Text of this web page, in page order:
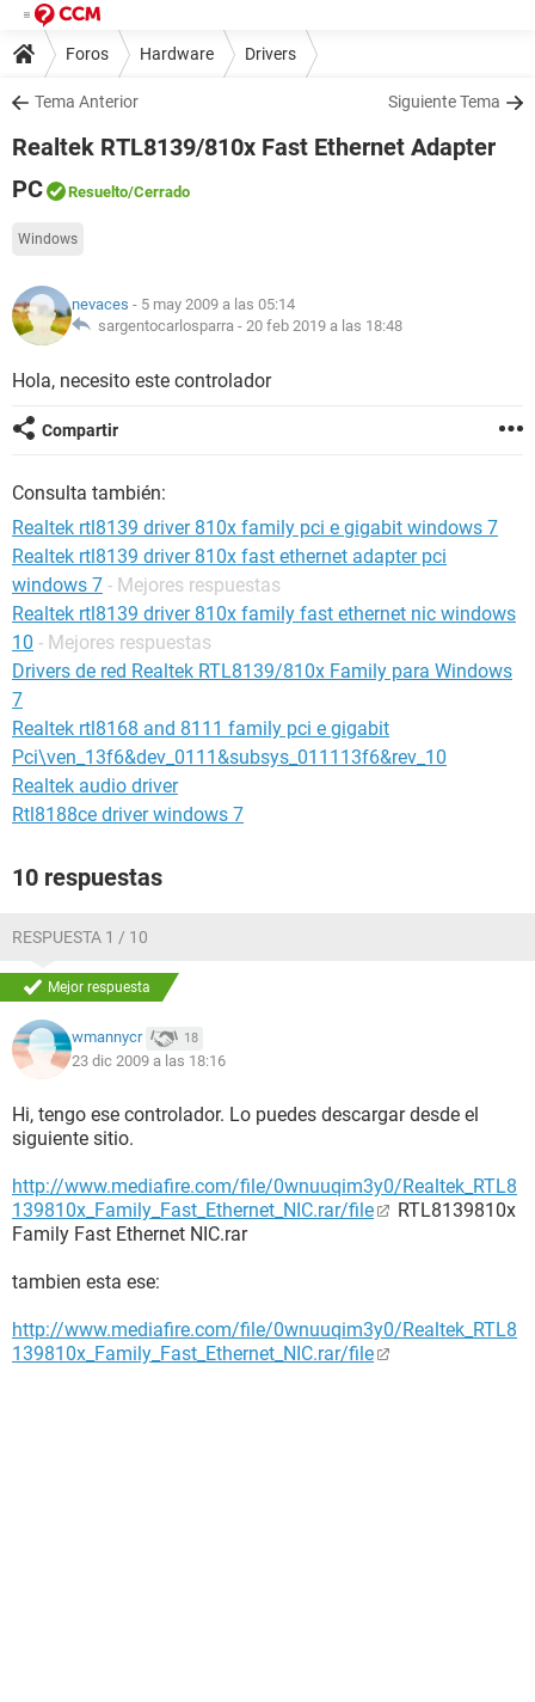
Foros Hardware Drivers
Tema Anterior Siguiente Tema
Realtek RTL8139/810x Fast Ethernet Adapter
PC
Resuelto/Cerrado
Windows
nevaces - 5 may 2009 a las 05:14
sargentocarlosparra - 20 feb 2019 a las 18:48
Hola, necesito este controlador
Compartir
Consulta también:
Realtek rtl8139 driver 810x family pci e gigabit windows 7
Realtek rtl8139 driver 810x fast ethernet adapter pci
windows 7 - Mejores respuestas
Realtek rtl8139 driver 810x family fast ethernet nic windows
10 - Mejores respuestas
Drivers de red Realtek RTL8139/810x Family para Windows
7
Realtek rtl8168 and 8111 family pci e gigabit
Pci\ven_13f6&dev_0111&subsys_011113f6&rev_10
Realtek audio driver
Rtl8188ce driver windows 7
10 respuestas
RESPUESTA 1 / 10
Mejor respuesta
wmannycr 18
23 dic 2009 a las 18:16
Hi, tengo ese controlador. Lo puedes descargar desde el
siguiente sitio.
http://www.mediafire.com/file/0wnuuqim3y0/Realtek_RTL8
139810x_Family_Fast_Ethernet_NIC.rar/file
RTL8139810x
Family Fast Ethernet NIC.rar
tambien esta ese:
http://www.mediafire.com/file/0wnuuqim3y0/Realtek_RTL8
139810x_Family_Fast_Ethernet_NIC.rar/file